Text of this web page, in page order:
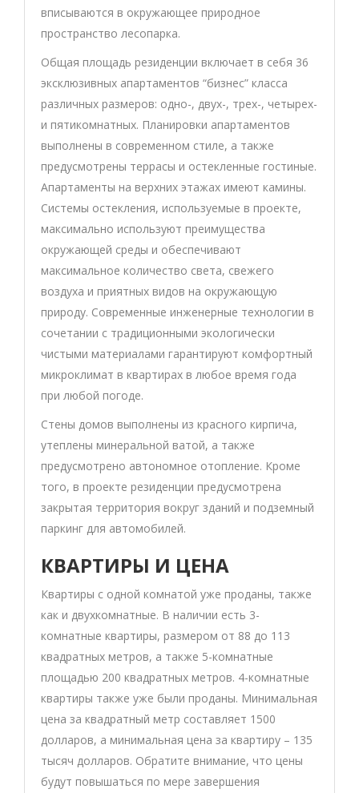
вписываются в окружающее природное
пространство лесопарка.
Общая площадь резиденции включает в себя 36
эксклюзивных апартаментов “бизнес” класса
различных размеров: одно-, двух-, трех-, четырех-
и пятикомнатных. Планировки апартаментов
выполнены в современном стиле, а также
предусмотрены террасы и остекленные гостиные.
Апартаменты на верхних этажах имеют камины.
Системы остекления, используемые в проекте,
максимально используют преимущества
окружающей среды и обеспечивают
максимальное количество света, свежего
воздуха и приятных видов на окружающую
природу. Современные инженерные технологии в
сочетании с традиционными экологически
чистыми материалами гарантируют комфортный
микроклимат в квартирах в любое время года
при любой погоде.
Стены домов выполнены из красного кирпича,
утеплены минеральной ватой, а также
предусмотрено автономное отопление. Кроме
того, в проекте резиденции предусмотрена
закрытая территория вокруг зданий и подземный
паркинг для автомобилей.
КВАРТИРЫ И ЦЕНА
Квартиры с одной комнатой уже проданы, также
как и двухкомнатные. В наличии есть 3-
комнатные квартиры, размером от 88 до 113
квадратных метров, а также 5-комнатные
площадью 200 квадратных метров. 4-комнатные
квартиры также уже были проданы. Минимальная
цена за квадратный метр составляет 1500
долларов, а минимальная цена за квартиру – 135
тысяч долларов. Обратите внимание, что цены
будут повышаться по мере завершения